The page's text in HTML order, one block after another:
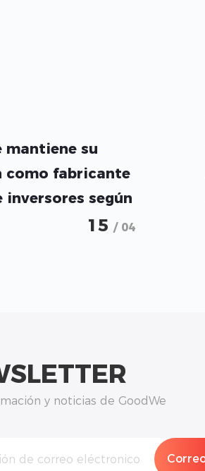
mantiene su
como fabricante
inversores según
en el
15 / 04
y noticias de GoodWe